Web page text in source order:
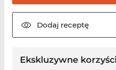
Dodaj receptę
Ekskluzywne